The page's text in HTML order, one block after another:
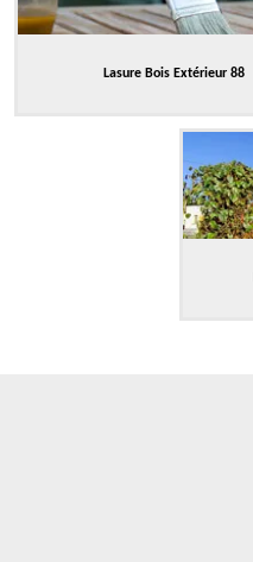
Lasure Bois Extérieur 88